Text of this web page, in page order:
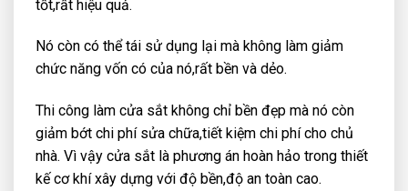
tốt,rất hiệu quả.
Nó còn có thể tái sử dụng lại mà không làm giảm
chức năng vốn có của nó,rất bền và dẻo.
Thi công làm cửa sắt không chỉ bền đẹp mà nó còn
giảm bớt chi phí sửa chữa,tiết kiệm chi phí cho chủ
nhà. Vì vậy cửa sắt là phương án hoàn hảo trong thiết
kế cơ khí xây dựng với độ bền,độ an toàn cao.